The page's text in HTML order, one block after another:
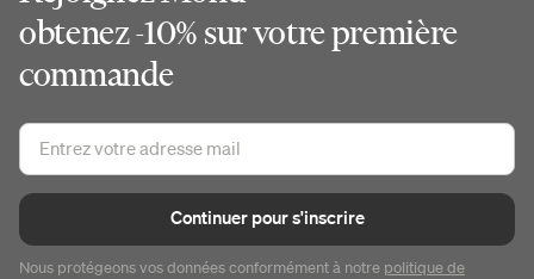
obtenez -10% sur votre première
commande
Continuer pour s'inscrire
Nous protégeons vos données conformément à notre politique de